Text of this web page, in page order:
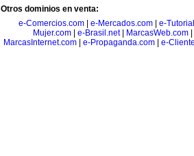
Otros dominios en venta:
e-Comercios.com| e-Mercados.com| e-
Mujer.com
e-Brasil.net| MarcasWeb.com
MarcasInternet.com| e-Propaganda.com| e-